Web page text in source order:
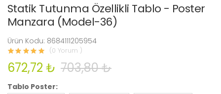
Statik Tutunma Özellikli Tablo - Poster
Manzara (Model-36)
Ürün Kodu: 8684111205954
(0 Yorum )
672,72 ₺ 703,80 ₺
Tablo Poster: